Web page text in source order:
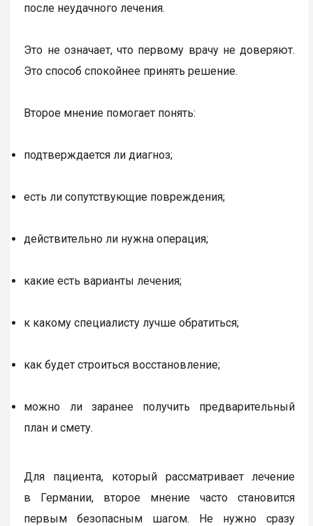
после неудачного лечения.
Это не означает, что первому врачу не доверяют.
Это способ спокойнее принять решение.
Второе мнение помогает понять:
подтверждается ли диагноз;
есть ли сопутствующие повреждения;
действительно ли нужна операция;
какие есть варианты лечения;
к какому специалисту лучше обратиться;
как будет строиться восстановление;
можно ли заранее получить предварительный
план и смету.
Для пациента, который рассматривает лечение
в Германии, второе мнение часто становится
первым безопасным шагом. Не нужно сразу